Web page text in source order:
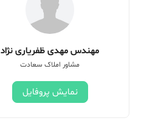
مهندس مهدی ظفریاری نژاد
مشاور املاک سعادت
نمایش پروفایل